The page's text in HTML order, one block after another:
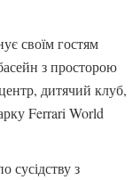
своїм гостям
з просторою
дитячий клуб,
Ferrari World
сусідству з